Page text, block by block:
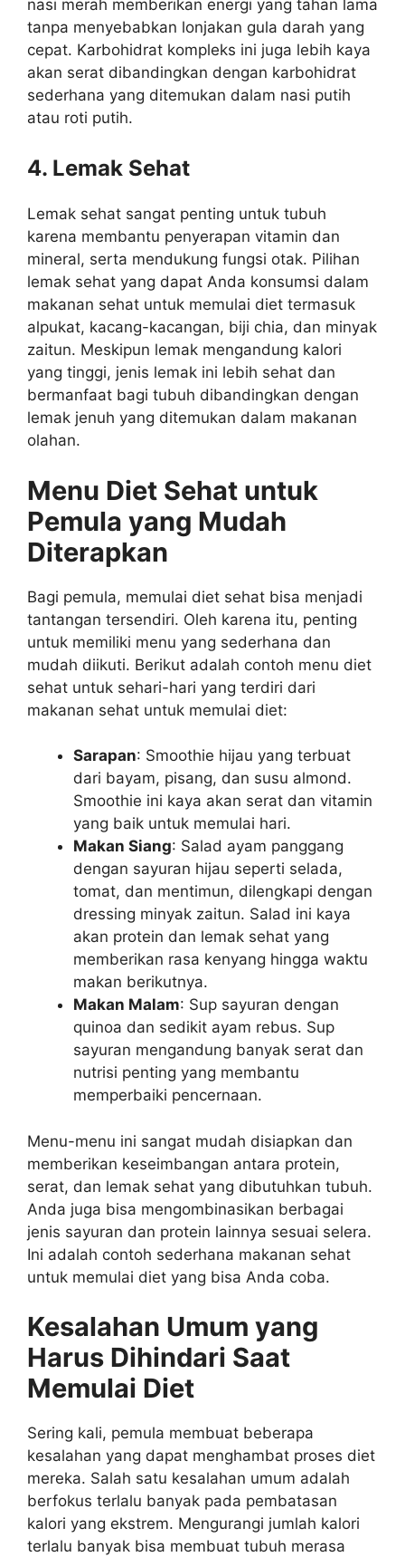
nasi merah memberikan energi yang tahan lama
tanpa menyebabkan lonjakan gula darah yang
cepat. Karbohidrat kompleks ini juga lebih kaya
akan serat dibandingkan dengan karbohidrat
sederhana yang ditemukan dalam nasi putih
atau roti putih.
4. Lemak Sehat
Lemak sehat sangat penting untuk tubuh
karena membantu penyerapan vitamin dan
mineral, serta mendukung fungsi otak. Pilihan
lemak sehat yang dapat Anda konsumsi dalam
makanan sehat untuk memulai diet termasuk
alpukat, kacang-kacangan, biji chia, dan minyak
zaitun. Meskipun lemak mengandung kalori
yang tinggi, jenis lemak ini lebih sehat dan
bermanfaat bagi tubuh dibandingkan dengan
lemak jenuh yang ditemukan dalam makanan
olahan.
Menu Diet Sehat untuk
Pemula yang Mudah
Diterapkan
Bagi pemula, memulai diet sehat bisa menjadi
tantangan tersendiri. Oleh karena itu, penting
untuk memiliki menu yang sederhana dan
mudah diikuti. Berikut adalah contoh menu diet
sehat untuk sehari-hari yang terdiri dari
makanan sehat untuk memulai diet:
Sarapan: Smoothie hijau yang terbuat
dari bayam, pisang, dan susu almond.
Smoothie ini kaya akan serat dan vitamin
yang baik untuk memulai hari.
Makan Siang: Salad ayam panggang
dengan sayuran hijau seperti selada,
tomat, dan mentimun, dilengkapi dengan
dressing minyak zaitun. Salad ini kaya
akan protein dan lemak sehat yang
memberikan rasa kenyang hingga waktu
makan berikutnya.
Makan Malam: Sup sayuran dengan
quinoa dan sedikit ayam rebus. Sup
sayuran mengandung banyak serat dan
nutrisi penting yang membantu
memperbaiki pencernaan.
Menu-menu ini sangat mudah disiapkan dan
memberikan keseimbangan antara protein,
serat, dan lemak sehat yang dibutuhkan tubuh.
Anda juga bisa mengombinasikan berbagai
jenis sayuran dan protein lainnya sesuai selera.
Ini adalah contoh sederhana makanan sehat
untuk memulai diet yang bisa Anda coba.
Kesalahan Umum yang
Harus Dihindari Saat
Memulai Diet
Sering kali, pemula membuat beberapa
kesalahan yang dapat menghambat proses diet
mereka. Salah satu kesalahan umum adalah
berfokus terlalu banyak pada pembatasan
kalori yang ekstrem. Mengurangi jumlah kalori
terlalu banyak bisa membuat tubuh merasa